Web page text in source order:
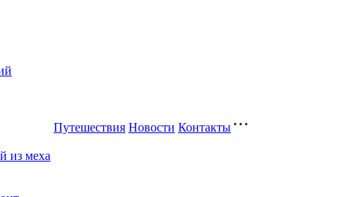
из меха
Путешествия Новости Контакты